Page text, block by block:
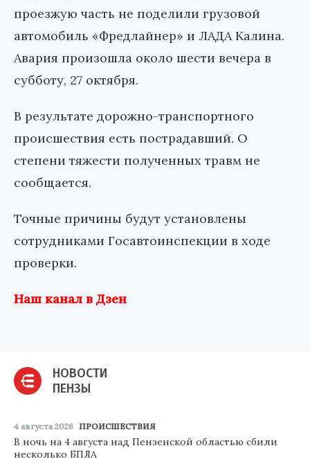
проезжую часть не поделили грузовой
автомобиль «Фредлайнер» и ЛАДА Калина.
Авария произошла около шести вечера в
субботу, 27 октября.
В результате дорожно-транспортного
происшествия есть пострадавший. О
степени тяжести полученных травм не
сообщается.
Точные причины будут установлены
сотрудниками Госавтоинспекции в ходе
проверки.
Наш канал в Дзен
НОВОСТИ
ПЕНЗЫ
4 августа 2026 ПРОИСШЕСТВИЯ
В ночь на 4 августа над Пензенской областью сбили
несколько БПЛА